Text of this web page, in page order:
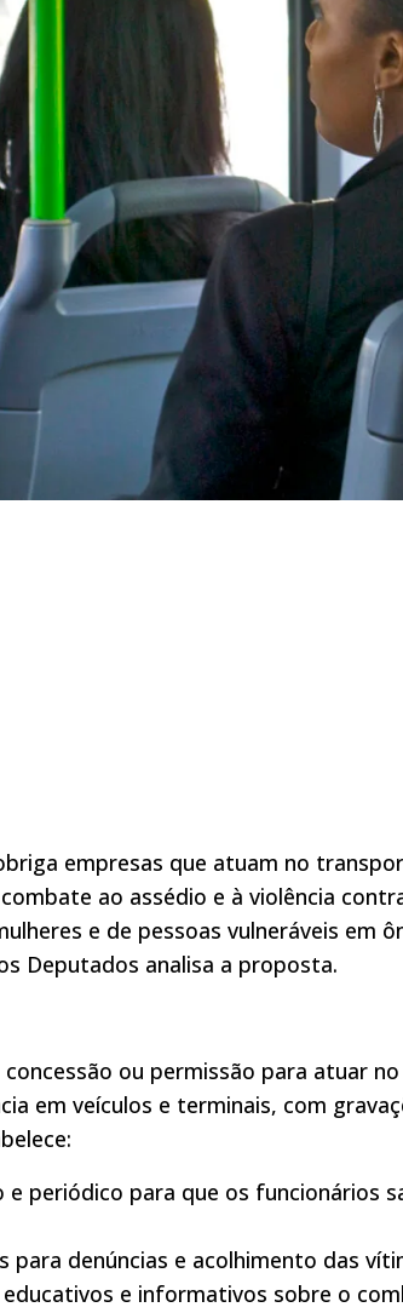
empresas que atuam no
ao assédio e à violência
e de pessoas vulneráveis em
Deputados analisa a proposta.
ou permissão para atuar
em veículos e terminais, com
periódico para que os funcionários
para denúncias e acolhimento das
e informativos sobre o